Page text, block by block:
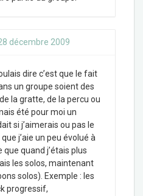
décembre 2009
dire c’est que le fait
un groupe soient des
la gratte, de la percu ou
été pour moi un
si j’aimerais ou pas le
j’aie un peu évolué à
que quand j’étais plus
les solos, maintenant
solos). Exemple : les
progressif,